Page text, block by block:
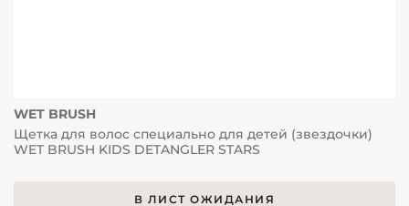
WET BRUSH
Щетка для волос специально для детей (звездочки)
WET BRUSH KIDS DETANGLER STARS
В ЛИСТ ОЖИДАНИЯ